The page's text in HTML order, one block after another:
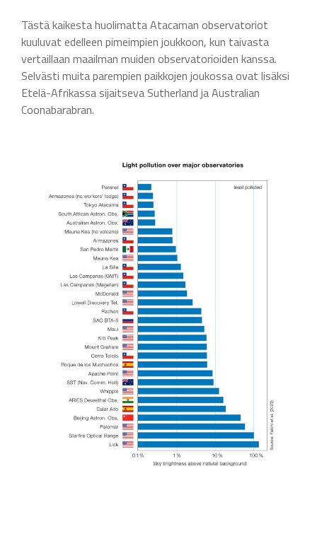
Tästä kaikesta huolimatta Atacaman observatoriot
kuuluvat edelleen pimeimpien joukkoon, kun taivasta
vertaillaan maailman muiden observatorioiden kanssa.
Selvästi muita parempien paikkojen joukossa ovat lisäksi
Etelä-Afrikassa sijaitseva Sutherland ja Australian
Coonabarabran.